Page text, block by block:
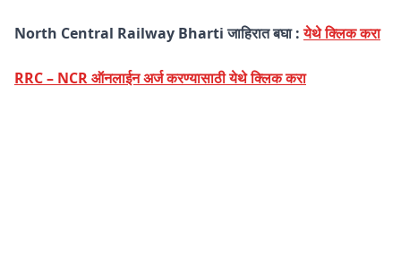
North Central Railway Bharti जाहिरात बघा :येथे क्लिक करा
RRC – NCR ऑनलाईन अर्ज करण्यासाठी येथे क्लिक करा